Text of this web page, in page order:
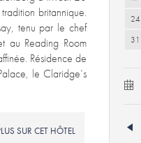
britannique.
tenu par le chef
au Reading Room
Résidence de
le Claridge’s
SUR CET HÔTEL
24
31